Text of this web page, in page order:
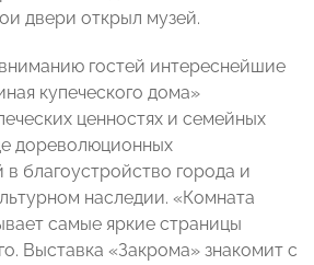
двери открыл музей.
гостей интереснейшие
купеческого дома»
ценностях и семейных
дореволюционных
благоустройство города и
наследии. «Комната
самые яркие страницы
Выставка «Закрома» знакомит с